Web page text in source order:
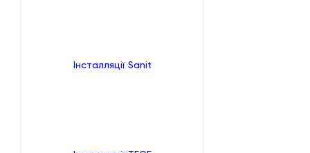
Інсталляції Sanit